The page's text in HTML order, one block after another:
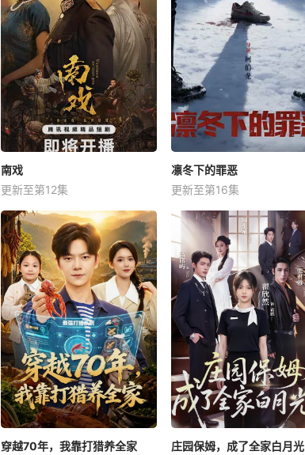
南戏
更新至第12集
凛冬下的罪恶
更新至第16集
穿越70年，我靠打猎养全家
庄园保姆，成了全家白月光